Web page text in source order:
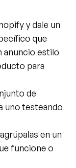
y dale un
que
anuncio estilo
para
de
uno testeando
en un
funcione o